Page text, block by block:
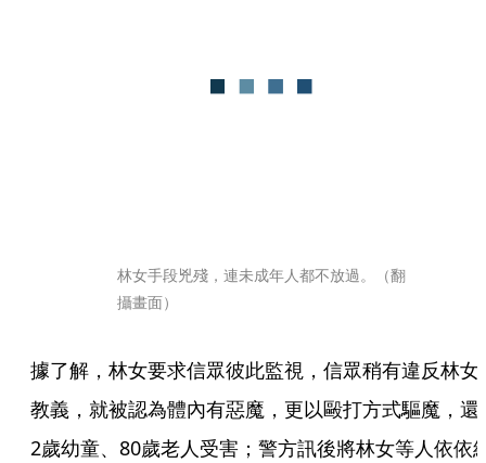
林女手段兇殘，連未成年人都不放過。（翻
攝畫面）
據了解，林女要求信眾彼此監視，信眾稍有違反林女
教義，就被認為體內有惡魔，更以毆打方式驅魔，還
2歲幼童、80歲老人受害；警方訊後將林女等人依依